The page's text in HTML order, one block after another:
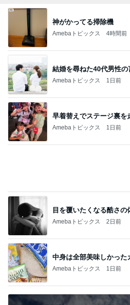
神がかってる掃除機
Amebaトピックス 4時間前
結婚を尋ねた40代男性の
Amebaトピックス 1日前
早着替えでステージ裏を
Amebaトピックス 1日前
目を覆いたくなる酷さの
Amebaトピックス 2日前
中身は全部美味しかった
Amebaトピックス 1日前